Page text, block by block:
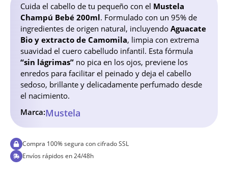
Cuida el cabello de tu pequeño con el Mustela
Champú Bebé 200ml. Formulado con un 95% de
ingredientes de origen natural, incluyendo Aguacate
Bio y extracto de Camomila, limpia con extrema
suavidad el cuero cabelludo infantil. Esta fórmula
“sin lágrimas” no pica en los ojos, previene los
enredos para facilitar el peinado y deja el cabello
sedoso, brillante y delicadamente perfumado desde
el nacimiento.
Marca:Mustela
Compra 100% segura con cifrado SSL
Envíos rápidos en 24/48h